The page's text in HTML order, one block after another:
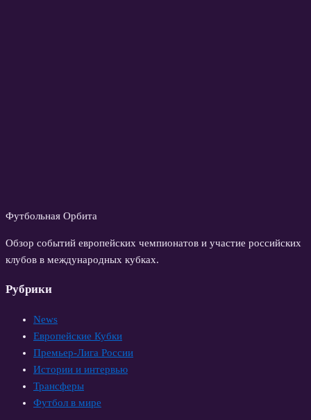
Футбольная Орбита
Обзор событий европейских чемпионатов и участие российских
клубов в международных кубках.
Рубрики
News
Европейские Кубки
Премьер-Лига России
Истории и интервью
Трансферы
Футбол в мире